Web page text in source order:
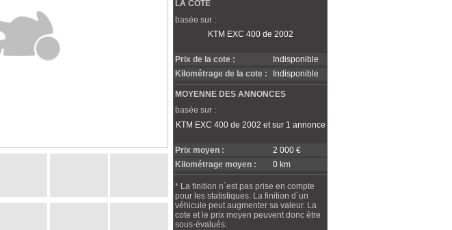
LA COTE
basée sur :
KTM EXC 400 de 2002
Prix de la cote :
Indisponible
Kilométrage de la cote :
Indisponible
MOYENNE DES ANNONCES
basée sur :
KTM EXC 400 de 2002 et sur 1 annonce
Prix moyen :
2 000 €
Kilométrage moyen :
0 km
* La finition n´est pas prise en compte
pour les statistiques. La finition d´un
véhicule peut augmenter sa valeur. La
cote et le prix moyen peuvent donc être
sous-évalués.